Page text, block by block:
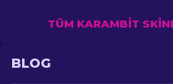
TÜM KARAMBIT
BLOG